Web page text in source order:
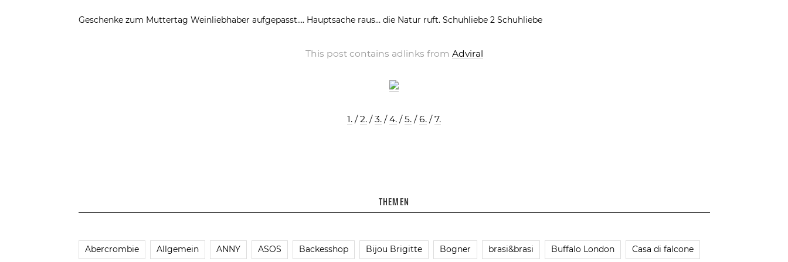
Geschenke zum Muttertag Weinliebhaber aufgepasst…. Hauptsache raus… die Natur ruft. Schuhliebe 2 Schuhliebe
This post contains adlinks from Adviral
1. /2. /3. /4. /5. /6. /7.
THEMEN
Abercrombie Allgemein ANNY ASOS Backesshop Bijou Brigitte Bogner brasi&brasi Buffalo London Casa di falcone